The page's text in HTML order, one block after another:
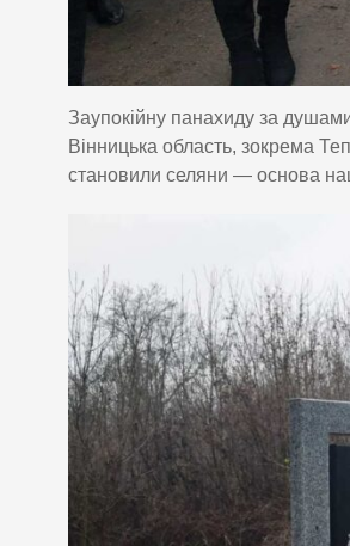
Заупокійну панахиду за
Вінницька область, зокрема
становили селяни — основа